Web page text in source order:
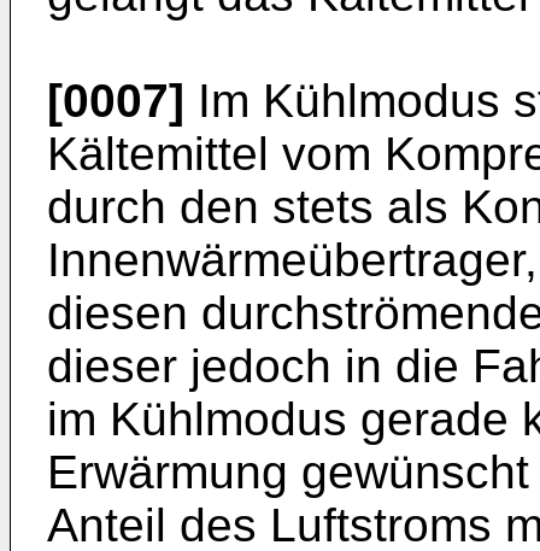
[0007] Im Kühlmodus
Kältemittel vom
durch den stets als
diesen
dieser jedoch in die
im Kühlmodus gerade
Erwärmung
Anteil des Luftstroms